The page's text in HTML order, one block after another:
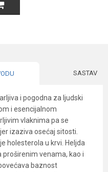
SASTAV
i pogodna za ljudski
i esencijalnom
vlaknima pa se
izaziva osećaj sitosti.
holesterola u krvi. Heljda
proširenim venama, kao i
baznost